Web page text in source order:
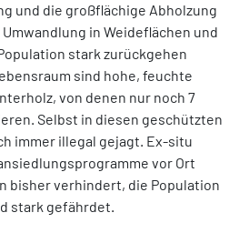
und die großflächige Abholzung
in Weideflächen und
stark zurückgehen
sind hohe, feuchte
von denen nur noch 7
Selbst in diesen geschützten
immer illegal gejagt. Ex-situ
vor Ort
bisher verhindert, die Population
stark gefährdet.